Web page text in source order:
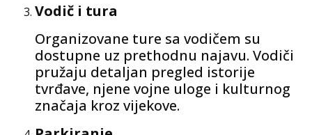
Vodič i tura
Organizovane ture sa vodičem su
dostupne uz prethodnu najavu. Vodiči
pružaju detaljan pregled istorije
tvrđave, njene vojne uloge i kulturnog
značaja kroz vijekove.